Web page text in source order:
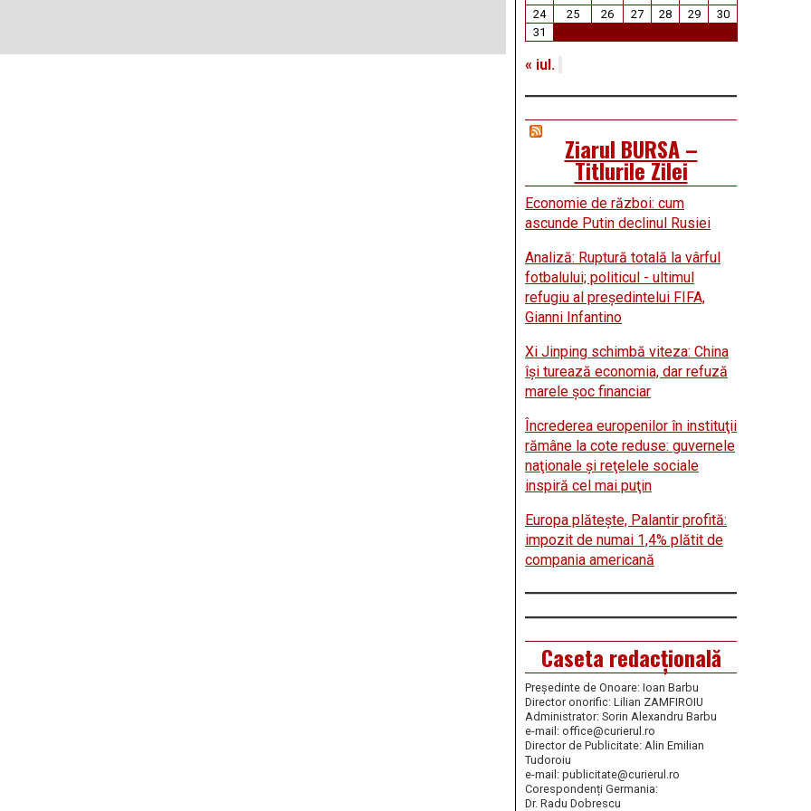
24
25 26 27 28 29
30
31
« iul.
Ziarul BURSA –
Titlurile Zilei
Economie de război: cum
ascunde Putin declinul Rusiei
Analiză: Ruptură totală la vârful
fotbalului; politicul - ultimul
refugiu al preşedintelui FIFA,
Gianni Infantino
Xi Jinping schimbă viteza: China
îşi turează economia, dar refuză
marele şoc financiar
Încrederea europenilor în instituţii
rămâne la cote reduse: guvernele
naţionale şi reţelele sociale
inspiră cel mai puţin
Europa plăteşte, Palantir profită:
impozit de numai 1,4% plătit de
compania americană
Caseta redacțională
Președinte de Onoare: Ioan Barbu
Director onorific: Lilian ZAMFIROIU
Administrator: Sorin Alexandru Barbu
e-mail: office@curierul.ro
Director de Publicitate: Alin Emilian
Tudoroiu
e-mail: publicitate@curierul.ro
Corespondenți Germania:
Dr. Radu Dobrescu